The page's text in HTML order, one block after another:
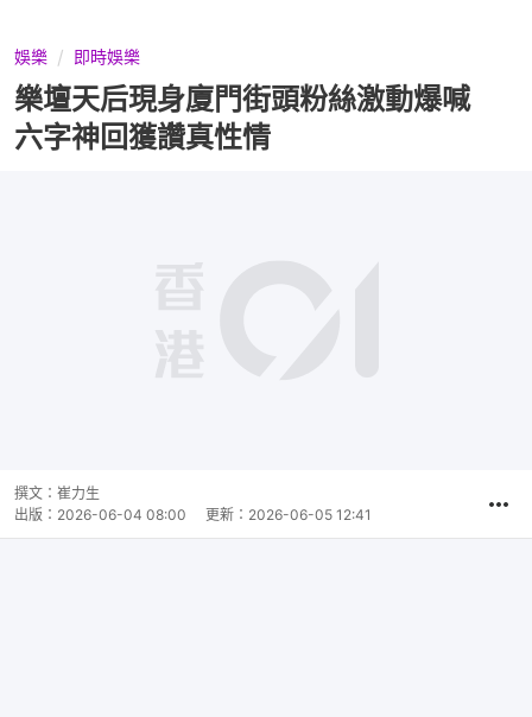
娛樂 即時娛樂
樂壇天后現身廈門街頭粉絲激動爆喊
六字神回獲讚真性情
撰文： 崔力生
出版： 2026-06-04 08:00 更新： 2026-06-05 12:41